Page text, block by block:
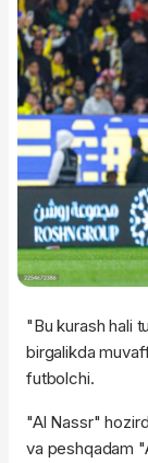
"Bu kurash hali
birgalikda
futbolchi.
"Al Nassr"
va peshqadam